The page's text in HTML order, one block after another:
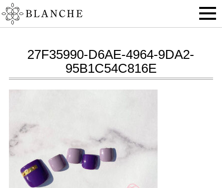
27F35990-D6AE-4964-9DA2-
95B1C54C816E